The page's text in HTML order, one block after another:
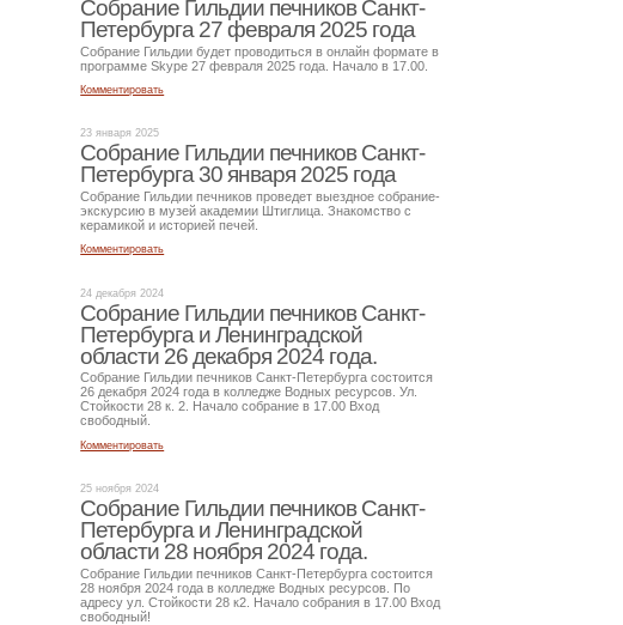
Собрание Гильдии печников Санкт-
Петербурга 27 февраля 2025 года
Собрание Гильдии будет проводиться в онлайн формате в
программе Skype 27 февраля 2025 года. Начало в 17.00.
Комментировать
23 января 2025
Собрание Гильдии печников Санкт-
Петербурга 30 января 2025 года
Собрание Гильдии печников проведет выездное собрание-
экскурсию в музей академии Штиглица. Знакомство с
керамикой и историей печей.
Комментировать
24 декабря 2024
Собрание Гильдии печников Санкт-
Петербурга и Ленинградской
области 26 декабря 2024 года.
Собрание Гильдии печников Санкт-Петербурга состоится
26 декабря 2024 года в колледже Водных ресурсов. Ул.
Стойкости 28 к. 2. Начало собрание в 17.00 Вход
свободный.
Комментировать
25 ноября 2024
Собрание Гильдии печников Санкт-
Петербурга и Ленинградской
области 28 ноября 2024 года.
Собрание Гильдии печников Санкт-Петербурга состоится
28 ноября 2024 года в колледже Водных ресурсов. По
адресу ул. Стойкости 28 к2. Начало собрания в 17.00 Вход
свободный!